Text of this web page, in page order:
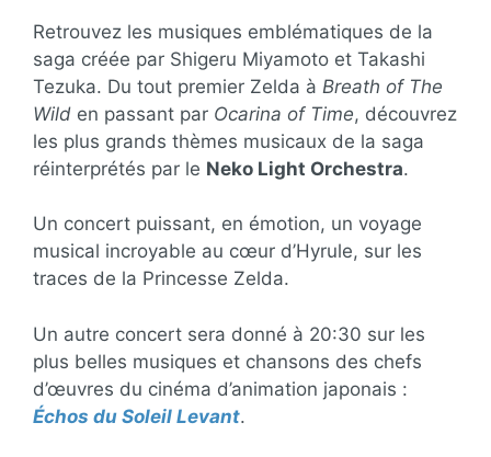
Retrouvez les musiques emblématiques de la
saga créée par Shigeru Miyamoto et Takashi
Tezuka. Du tout premier Zelda à Breath of The
Wild en passant par Ocarina of Time, découvrez
les plus grands thèmes musicaux de la saga
réinterprétés par le Neko Light Orchestra.
Un concert puissant, en émotion, un voyage
musical incroyable au cœur d’Hyrule, sur les
traces de la Princesse Zelda.
Un autre concert sera donné à 20:30 sur les
plus belles musiques et chansons des chefs
d’œuvres du cinéma d’animation japonais :
Échos du Soleil Levant.